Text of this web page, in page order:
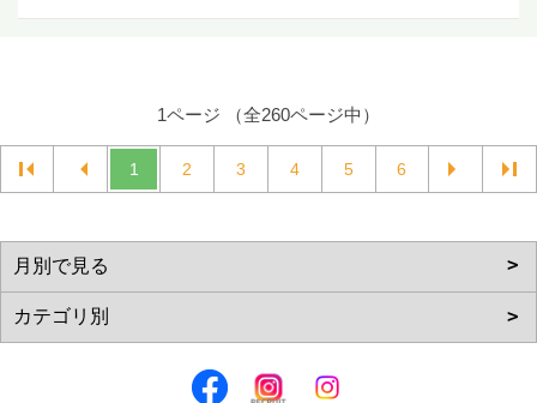
1ページ （全260ページ中）
1 2 3 4 5 6